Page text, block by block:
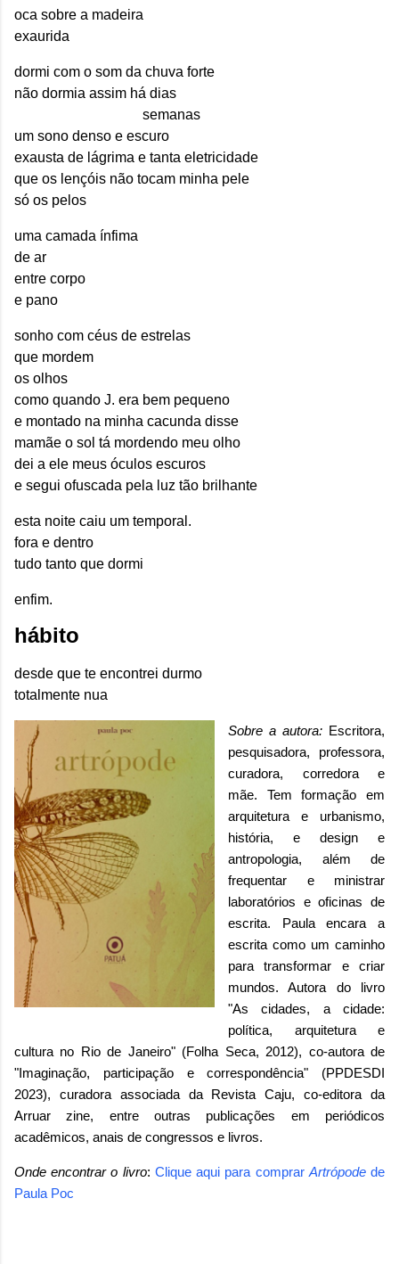
oca sobre a madeira
exaurida
dormi com o som da chuva forte
não dormia assim há dias
semanas
um sono denso e escuro
exausta de lágrima e tanta eletricidade
que os lençóis não tocam minha pele
só os pelos
uma camada ínfima
de ar
entre corpo
e pano
sonho com céus de estrelas
que mordem
os olhos
como quando J. era bem pequeno
e montado na minha cacunda disse
mamãe o sol tá mordendo meu olho
dei a ele meus óculos escuros
e segui ofuscada pela luz tão brilhante
esta noite caiu um temporal.
fora e dentro
tudo tanto que dormi
enfim.
hábito
desde que te encontrei durmo
totalmente nua
Sobre a autora: Escritora,
pesquisadora, professora,
curadora, corredora e
mãe. Tem formação em
arquitetura e urbanismo,
história, e design e
antropologia, além de
frequentar e ministrar
laboratórios e oficinas de
escrita. Paula encara a
escrita como um caminho
para transformar e criar
mundos. Autora do livro
"As cidades, a cidade:
política, arquitetura e
cultura no Rio de Janeiro" (Folha Seca, 2012), co-autora de
"Imaginação, participação e correspondência" (PPDESDI
2023), curadora associada da Revista Caju, co-editora da
Arruar zine, entre outras publicações em periódicos
acadêmicos, anais de congressos e livros.
Onde encontrar o livro: Clique aqui para comprarArtrópodede
Paula Poc